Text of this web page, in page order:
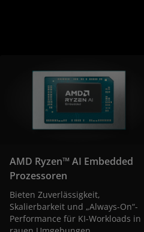
AMD Ryzen™ AI Embedded
Prozessoren
Bieten Zuverlässigkeit,
Skalierbarkeit und „Always-On“-
Performance für KI-Workloads in